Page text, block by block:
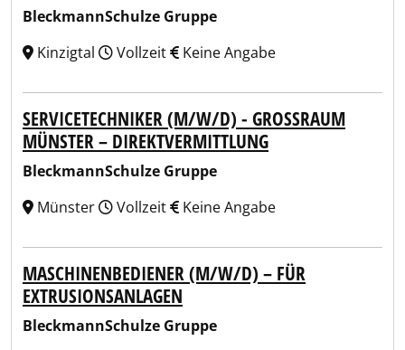
BleckmannSchulze Gruppe
Kinzigtal
Vollzeit Keine Angabe
SERVICETECHNIKER (M/W/D) - GROSSRAUM M
ÜNSTER – DIREKTVERMITTLUNG
BleckmannSchulze Gruppe
Münster
Vollzeit Keine Angabe
MASCHINENBEDIENER (M/W/D) – FÜR
EXTRUSIONSANLAGEN
BleckmannSchulze Gruppe